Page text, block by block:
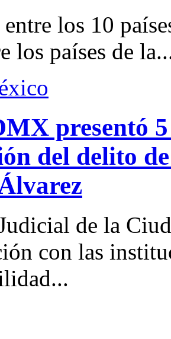
los 10
los países de
presentó
del delito
de la
con las